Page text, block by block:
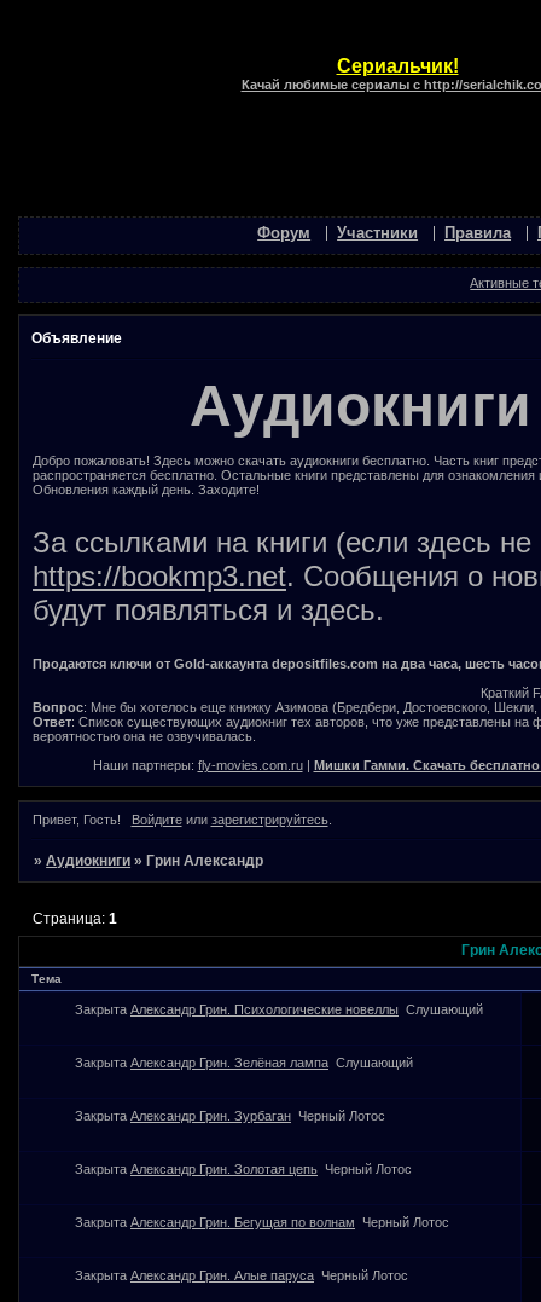
Сериальчик!
Качай любимые сериалы с http://
Форум Участники Правила
Активные
Объявление
Добро пожаловать! Здесь можно скачать аудиокниги бесплатно. Часть книг
распространяется бесплатно. Остальные книги представлены для
Обновления каждый день. Заходите!
За ссылками на книги (если здесь
https://bookmp3.net. Сообщения о
будут появляться и здесь.
Продаются ключи от Gold-аккаунта depositfiles.com на два часа, шесть
Краткий
Вопрос: Мне бы хотелось еще книжку Азимова (Бредбери, Достоевского, Шекли,
Ответ: Список существующих аудиокниг тех авторов, что уже представлены на
вероятностью она не озвучивалась.
Наши партнеры: fly-movies.com.ru| Мишки Гамми. Скачать
Привет, Гость! Войдитеили зарегистрируйтесь.
»Аудиокниги » Грин Александр
Грин
Страница:1
Тема
Закрыта Александр Грин. Психологические новеллы Слушающий
Закрыта Александр Грин. Зелёная лампа Слушающий
Закрыта Александр Грин. Зурбаган Черный Лотос
Закрыта Александр Грин. Золотая цепь Черный Лотос
Закрыта Александр Грин. Бегущая по волнам Черный Лотос
Закрыта Александр Грин. Алые паруса Черный Лотос